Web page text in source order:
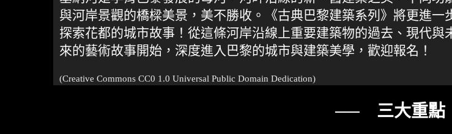
與河岸景觀的橋樑美景，美不勝收。《古典巴黎建築系列》將更進一
探索花都的城市故事！從這條河岸沿線上重要建築物的過去、現代與
來的藝術故事開始，深度進入巴黎的城市與建築美學，歡迎報名！
(Creative Commons CC0 1.0 Universal Public Domain Dedication)
── 三大重